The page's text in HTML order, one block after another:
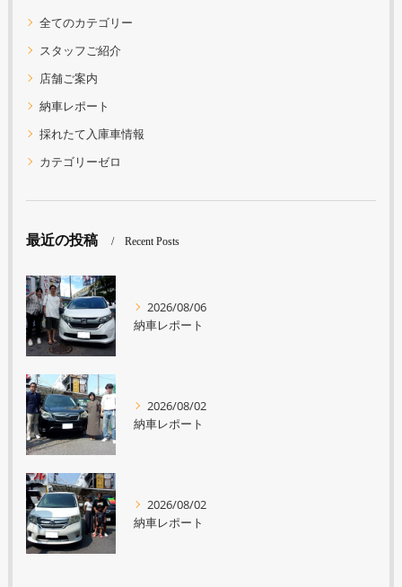
全てのカテゴリー
スタッフご紹介
店舗ご案内
納車レポート
採れたて入庫車情報
カテゴリーゼロ
最近の投稿 Recent Posts
2026/08/06
納車レポート
2026/08/02
納車レポート
2026/08/02
納車レポート